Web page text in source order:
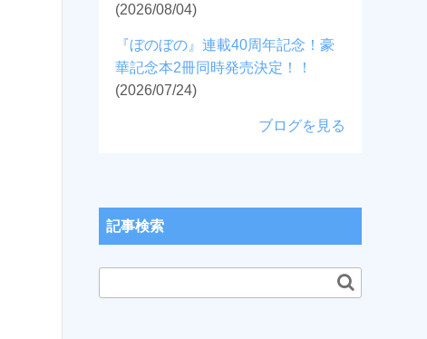
(2026/08/04)
『ぼのぼの』連載40周年記念！豪
華記念本2冊同時発売決定！！
(2026/07/24)
ブログを見る
記事検索